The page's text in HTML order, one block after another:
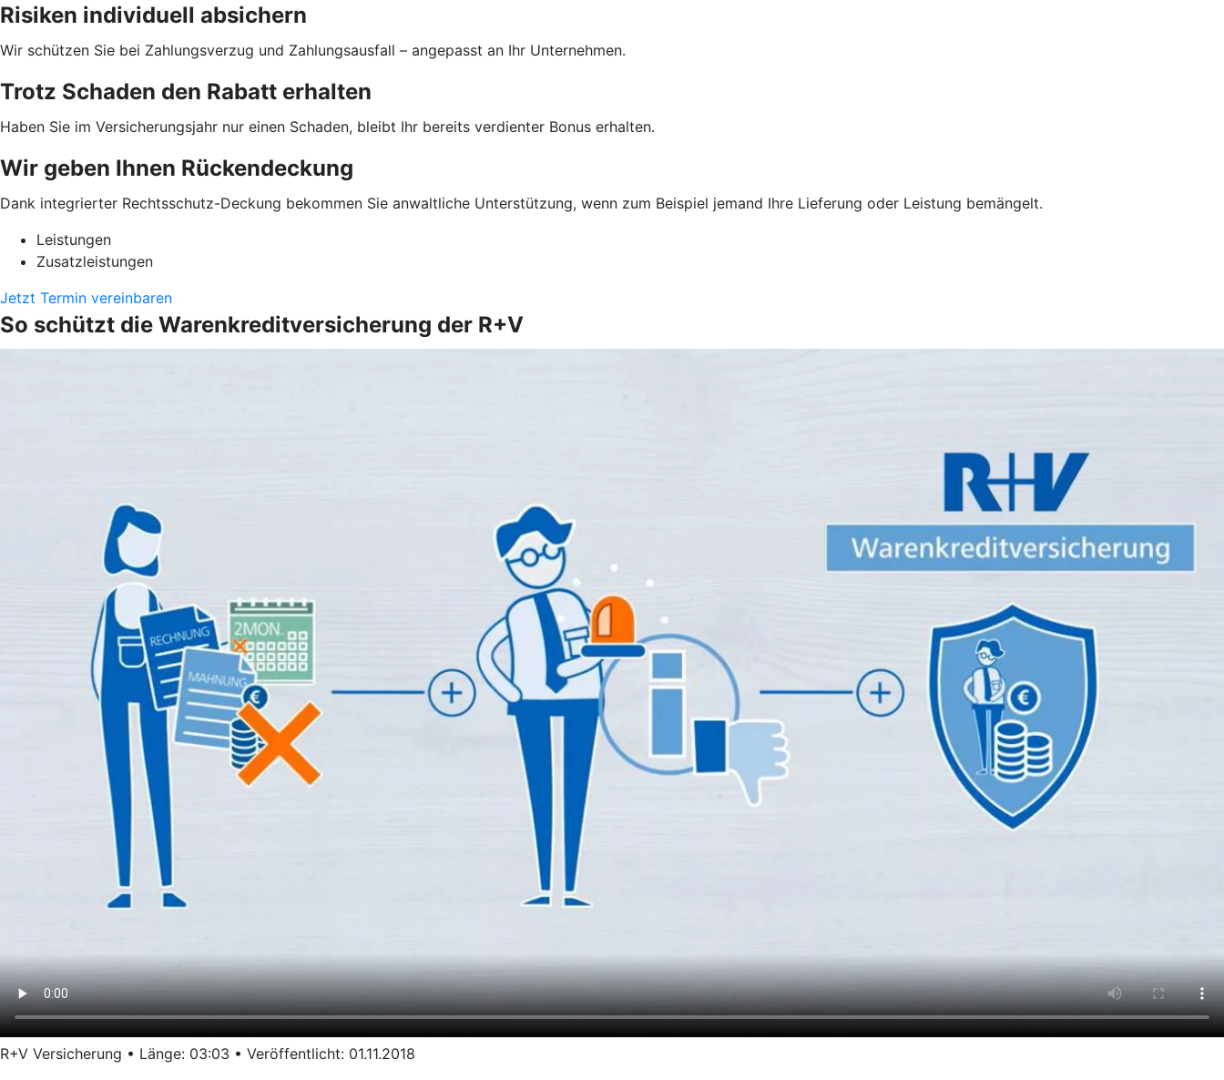
Risiken individuell absichern
Wir schützen Sie bei Zahlungsverzug und Zahlungsausfall – angepasst an Ihr Unternehmen.
Trotz Schaden den Rabatt erhalten
Haben Sie im Versicherungsjahr nur einen Schaden, bleibt Ihr bereits verdienter Bonus erhalten.
Wir geben Ihnen Rückendeckung
Dank integrierter Rechtsschutz-Deckung bekommen Sie anwaltliche Unterstützung, wenn zum Beispiel jemand Ihre Lieferung oder Leistung bemängelt.
Leistungen
Zusatzleistungen
Jetzt Termin vereinbaren
So schützt die Warenkreditversicherung der R+V
R+V Versicherung • Länge: 03:03 • Veröffentlicht: 01.11.2018